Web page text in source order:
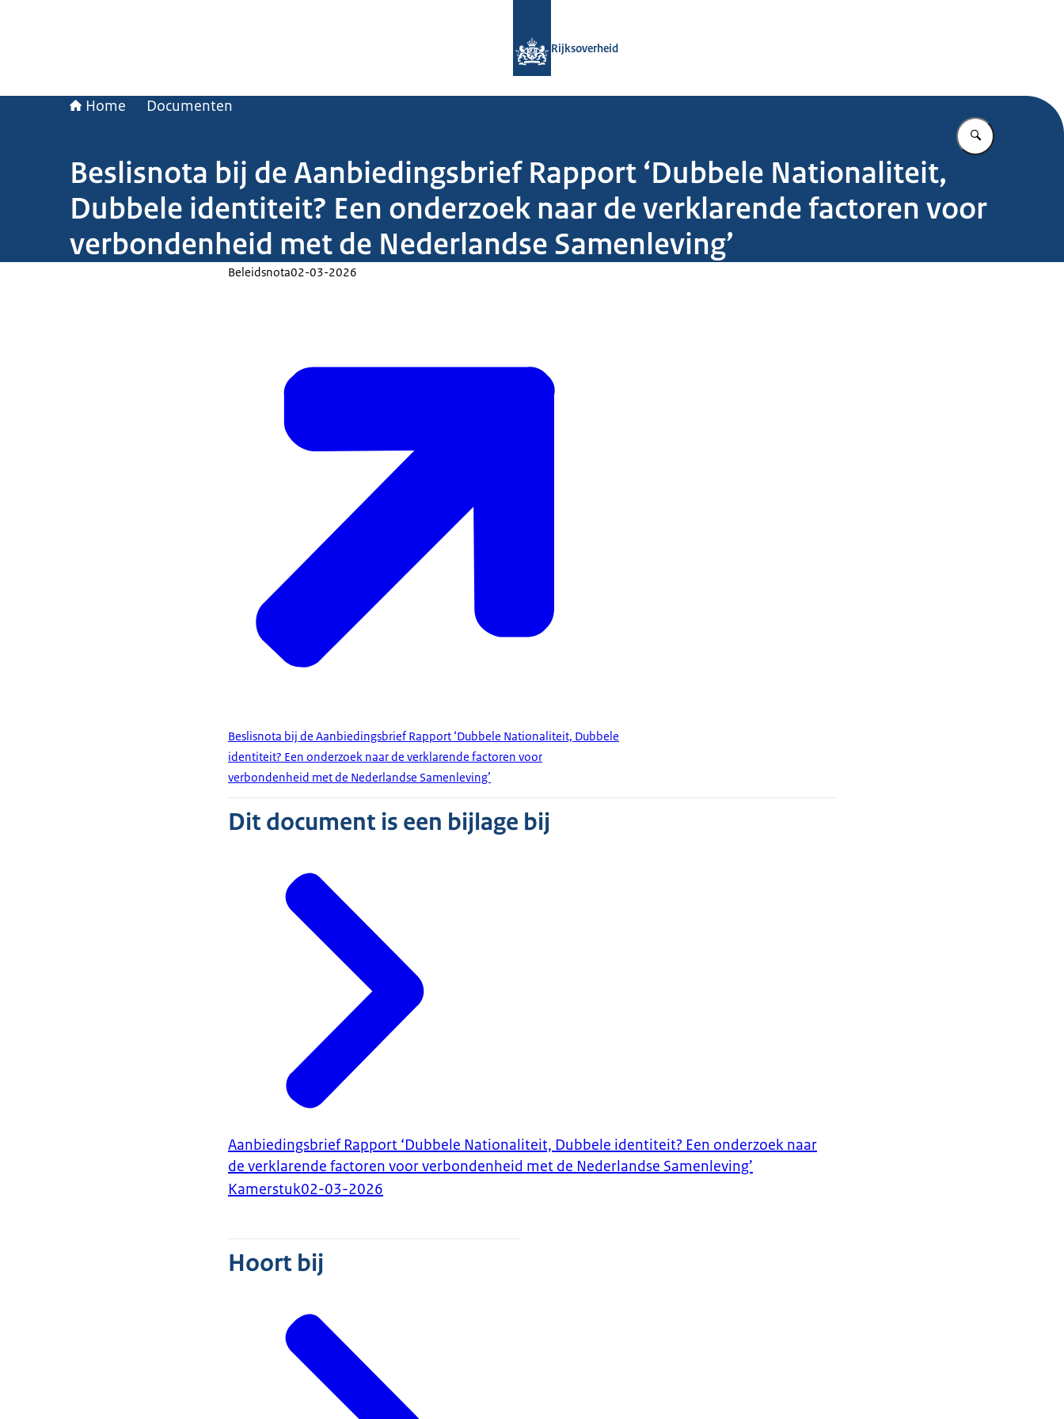
Rijksoverheid
Home Documenten
Vul in wat u
Beslisnota bij de Aanbiedingsbrief Rapport ‘Dubbele Nationaliteit,
Dubbele identiteit? Een onderzoek naar de verklarende factoren voor
verbondenheid met de Nederlandse Samenleving’
Beleidsnota02-03-2026
Beslisnota bij de Aanbiedingsbrief Rapport ‘Dubbele Nationaliteit, Dubbele
identiteit? Een onderzoek naar de verklarende factoren voor
verbondenheid met de Nederlandse Samenleving’
Dit document is een bijlage bij
Aanbiedingsbrief Rapport ‘Dubbele Nationaliteit, Dubbele identiteit? Een onderzoek naar
de verklarende factoren voor verbondenheid met de Nederlandse Samenleving’
Kamerstuk02-03-2026
Hoort bij